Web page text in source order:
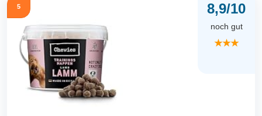
5 8,9/10
noch gut
★★★